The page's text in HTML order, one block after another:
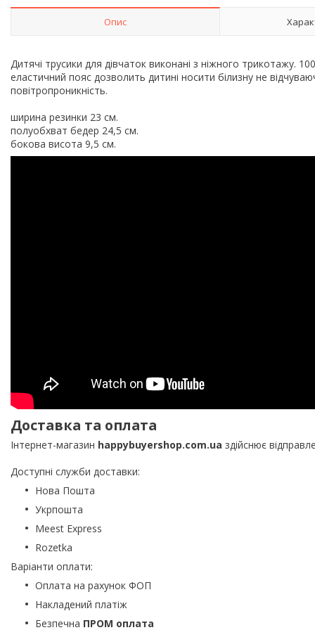
Опис
Дитячі трусики для дівчаток виконані з ніжного трикотажу.
еластичний пояс дозволить дитині носити білизну не
повітропроникність.
ширина резинки 23 см.
полуобхват бедер 24,5 см.
бокова висота 9,5 см.
Доставка та оплата
Інтернет-магазин happybuyershop.com.ua здійснює
Доступні служби доставки:
Нова Пошта
Укрпошта
Meest Express
Rozetka
Варіанти оплати:
Оплата на рахунок ФОП
Накладений платіж
Безпечна ПРОМ оплата